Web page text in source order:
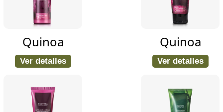
Quinoa
Ver detalles
Quinoa
Ver detalles